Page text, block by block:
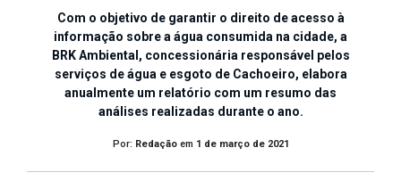
Com o objetivo de garantir o direito de acesso à
informação sobre a água consumida na cidade, a
BRK Ambiental, concessionária responsável pelos
serviços de água e esgoto de Cachoeiro, elabora
anualmente um relatório com um resumo das
análises realizadas durante o ano.
Por: Redaçãoem 1 de março de 2021